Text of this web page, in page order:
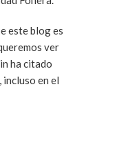
este blog es
ver
ha citado
en el